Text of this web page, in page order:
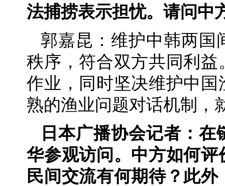
法捕捞表示担忧。请问中
郭嘉昆：维护中韩两国
秩序，符合双方共同利
作业，同时坚决维护中
熟的渔业问题对话机制，
日本广播协会记者：
华参观访问。中方如何
民间交流有何期待？此